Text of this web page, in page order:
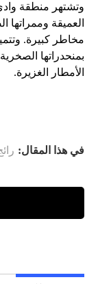
وتشتهر منطقة
العميقة
مخاطر كبيرة.
بمنحدراتها
الأمطار الغزيرة.
في هذا المقال: